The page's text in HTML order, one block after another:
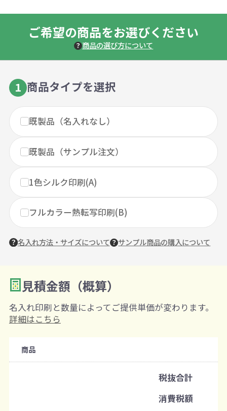
ご希望の商品をお選びください
商品の選び方について
1 商品タイプを選択
既製品（名入れなし）
既製品（サンプル注文）
1色シルク印刷(A)
フルカラー熱転写印刷(B)
名入れ方法・サイズについて サンプル商品の購入について
2 数量を入力
購入条件
既製品：120個から
名入れあり：100個から
見積金額（概算）
名入れ印刷と数量によってご提供単価が変わります。
詳細はこちら
商品
税抜合計
消費税額